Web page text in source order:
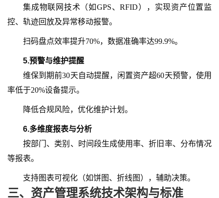
集成物联网技术（如GPS、RFID），实现资产位置监
控、轨迹回放及异常移动报警。
扫码盘点效率提升70%，数据准确率达99.9%。
5.预警与维护提醒
维保到期前30天自动提醒，闲置资产超60天预警，使用
率低于20%设备提示。
降低合规风险，优化维护计划。
6.多维度报表与分析
按部门、类别、时间段生成使用率、折旧率、分布情况
等报表。
支持图表可视化（如饼图、折线图），辅助决策。
三、 资产管理系统技术架构与标准